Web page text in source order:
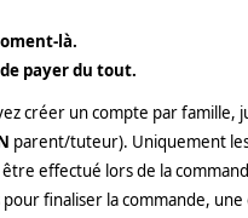
là.
payer du tout.
créer un compte par famille,
parent/tuteur). Uniquement
effectué lors de la
finaliser la commande,